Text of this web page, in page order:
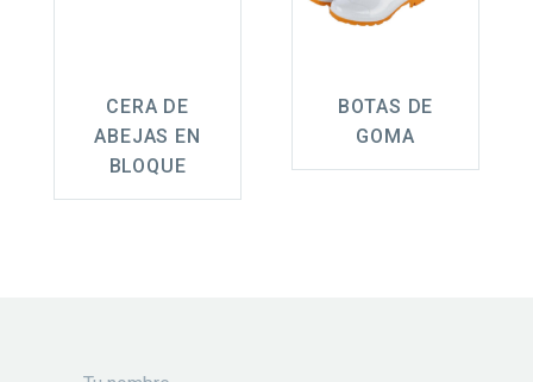
CERA DE
ABEJAS EN
BLOQUE
BOTAS DE
GOMA